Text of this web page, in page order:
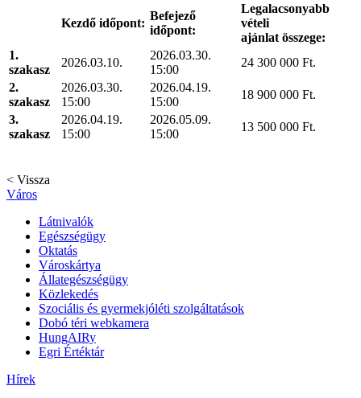
Kezdő időpont:
Befejező
időpont:
Legalacsonyabb
vételi
ajánlat összege:
1.
szakasz
2026.03.10.
2026.03.30.
15:00
24 300 000 Ft.
2.
szakasz
2026.03.30.
15:00
2026.04.19.
15:00
18 900 000 Ft.
3.
szakasz
2026.04.19.
15:00
2026.05.09.
15:00
13 500 000 Ft.
< Vissza
Város
Látnivalók
Egészségügy
Oktatás
Városkártya
Állategészségügy
Közlekedés
Szociális és gyermekjóléti szolgáltatások
Dobó téri webkamera
HungAIRy
Egri Értéktár
Hírek